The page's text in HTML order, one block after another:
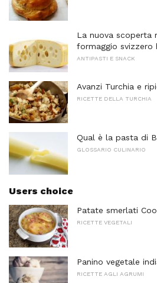
La nuova scoperta
formaggio svizzero
ANTIPASTI E SNACK
Avanzi Turchia e
RICETTE DELLA TURCHIA
Qual è la pasta di
GLOSSARIO CULINARIO
Users choice
Patate smerlati
RICETTE VEGETALI
Panino vegetale
RICETTE AGLI AGRUMI